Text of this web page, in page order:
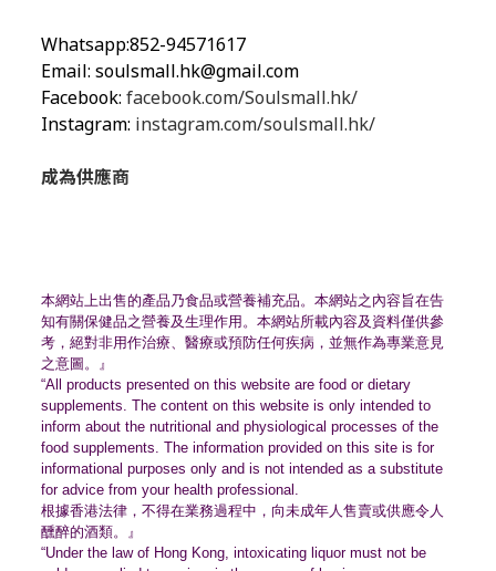
Whatsapp:852-94571617
Email: soulsmall.hk@gmail.com
Facebook: facebook.com/Soulsmall.hk/
Instagram: instagram.com/soulsmall.hk/
成為供應商
本網站上出售的產品乃食品或營養補充品。 本網站之內容旨在告
知有關保健品之營養及生理作用。 本網站所載內容及資料僅供參
考，絕對非用作治療、 醫療或預防任何疾病，並無作為專業意見
之意圖。』
“All products presented on this website are food or dietary
supplements. The content on this website is only intended to
inform about the nutritional and physiological processes of the
food supplements. The information provided on this site is for
informational purposes only and is not intended as a substitute
for advice from your health professional.
根據香港法律，不得在業務過程中， 向未成年人售賣或供應令人
醺醉的酒類。』
“Under the law of Hong Kong, intoxicating liquor must not be